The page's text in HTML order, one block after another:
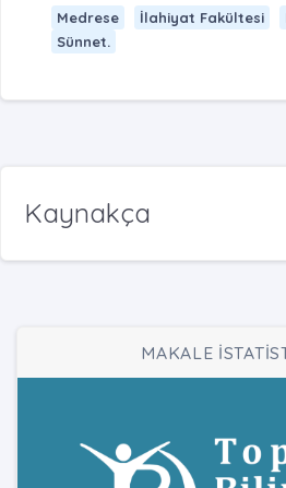
Medrese İlahiyat Fakültesi
Sünnet.
Kaynakça
MAKALE